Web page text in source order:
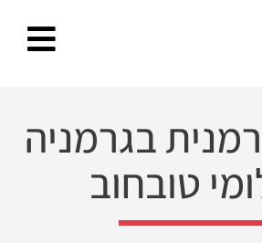
בגרמניה
טובחוב